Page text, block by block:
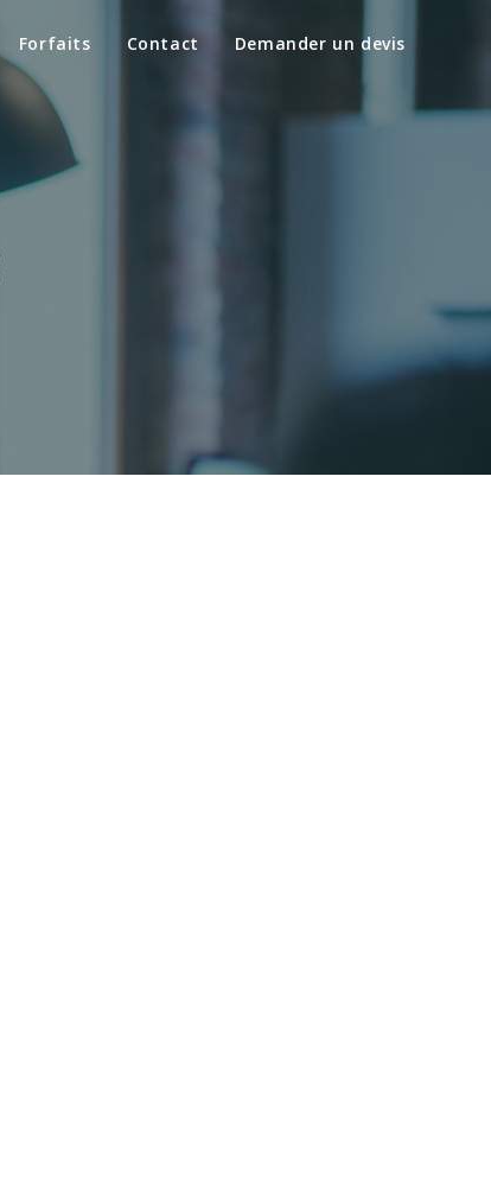
Forfaits Contact Demander un devis